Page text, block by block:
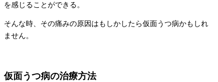
を感じることができる。
そんな時、その痛みの原因はもしかしたら仮面うつ病かもしれ
ません。
仮面うつ病の治療方法